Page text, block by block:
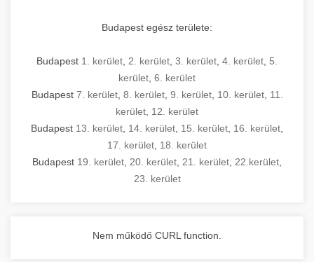
Budapest egész területe:
Budapest 1. kerület 2. kerület 3. kerület 4. kerület 5.
kerület 6. kerület
Budapest 7. kerület, 8. kerület, 9. kerület, 10. kerület, 11.
kerület 12. kerület
Budapest 13. kerület 14. kerület 15. kerület 16. kerület
17. kerület 18. kerület
Budapest 19. kerület 20. kerület 21. kerület 22.kerület
23. kerület
Nem működő CURL function.